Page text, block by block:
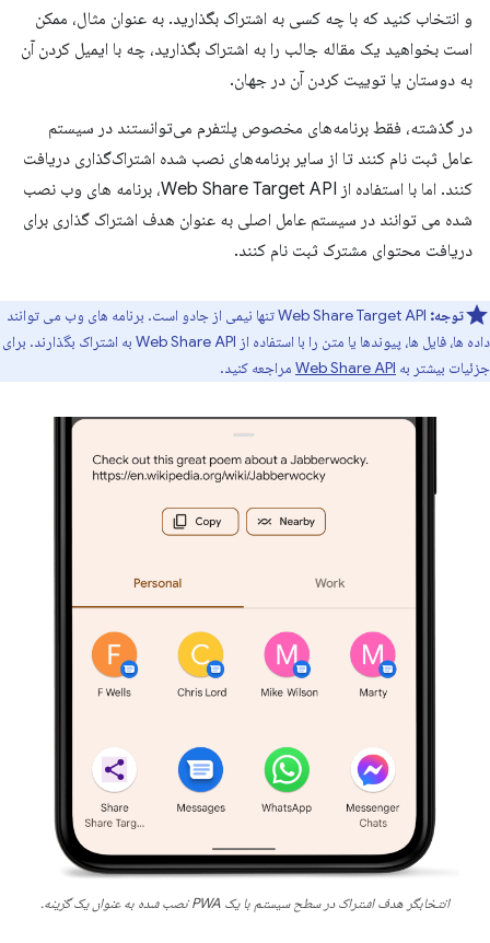
و انتخاب کنید که با چه کسی به اشتراک بگذارید. به عنوان مثال، ممکن
است بخواهید یک مقاله جالب را به اشتراک بگذارید، چه با ایمیل کردن آن
به دوستان یا توییت کردن آن در جهان.
در گذشته، فقط برنامه‌های مخصوص پلتفرم می‌توانستند در سیستم
عامل ثبت نام کنند تا از سایر برنامه‌های نصب شده اشتراک‌گذاری دریافت
کنند. اما با استفاده از Web Share Target API، برنامه های وب نصب
شده می توانند در سیستم عامل اصلی به عنوان هدف اشتراک گذاری برای
دریافت محتوای مشترک ثبت نام کنند.
توجه:
Web Share Target API تنها نیمی از جادو است. برنامه های وب می توانند
داده ها، فایل ها، پیوندها یا متن را با استفاده از Web Share API به اشتراک بگذارند. برای
جزئیات بیشتر به Web Share API مراجعه کنید.
انتخابگر هدف اشتراک در سطح سیستم با یک PWA نصب شده به عنوان یک گزینه.